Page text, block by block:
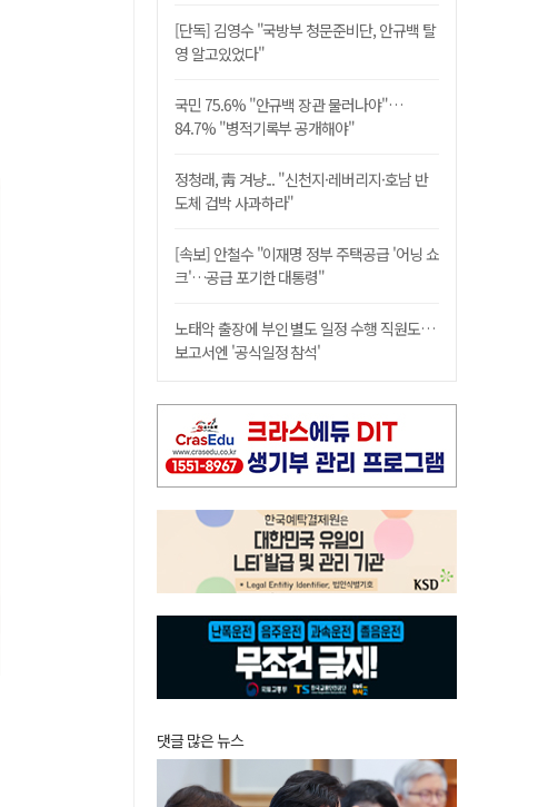
[단독] 김영수 "국방부 청문준비단, 안규백 탈
영 알고있었다"
국민 75.6% "안규백 장관 물러나야"…
84.7% "병적기록부 공개해야"
정청래, 靑 겨냥... "신천지·레버리지·호남 반
도체 겁박 사과하라"
[속보] 안철수 "이재명 정부 주택공급 '어닝 쇼
크'…공급 포기한 대통령"
노태악 출장에 부인 별도 일정 수행 직원도…
보고서엔 '공식일정 참석'
댓글 많은 뉴스